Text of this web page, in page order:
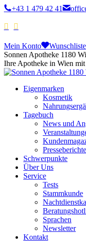
+43 1 479 42 41
Mein Konto
Wunschliste
Sonnen Apotheke 1180
Ihre Apotheke in Wien
Eigenmarken
Kosmetik
Tagebuch
News und
Presseberichte
Schwerpunkte
Über Uns
Service
Tests
Stammkunde
Sprachen
Newsletter
Kontakt